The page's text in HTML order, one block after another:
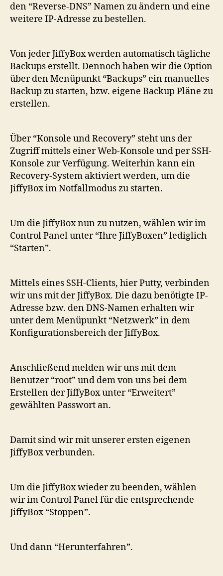
den “Reverse-DNS” Namen zu ändern und eine
weitere IP-Adresse zu bestellen.
Von jeder JiffyBox werden automatisch tägliche
Backups erstellt. Dennoch haben wir die Option
über den Menüpunkt “Backups” ein manuelles
Backup zu starten, bzw. eigene Backup Pläne zu
erstellen.
Über “Konsole und Recovery” steht uns der
Zugriff mittels einer Web-Konsole und per SSH-
Konsole zur Verfügung. Weiterhin kann ein
Recovery-System aktiviert werden, um die
JiffyBox im Notfallmodus zu starten.
Um die JiffyBox nun zu nutzen, wählen wir im
Control Panel unter “Ihre JiffyBoxen” lediglich
“Starten”.
Mittels eines SSH-Clients, hier Putty, verbinden
wir uns mit der JiffyBox. Die dazu benötigte IP-
Adresse bzw. den DNS-Namen erhalten wir
unter dem Menüpunkt “Netzwerk” in dem
Konfigurationsbereich der JiffyBox.
Anschließend melden wir uns mit dem
Benutzer “root” und dem von uns bei dem
Erstellen der JiffyBox unter “Erweitert”
gewählten Passwort an.
Damit sind wir mit unserer ersten eigenen
JiffyBox verbunden.
Um die JiffyBox wieder zu beenden, wählen
wir im Control Panel für die entsprechende
JiffyBox “Stoppen”.
Und dann “Herunterfahren”.